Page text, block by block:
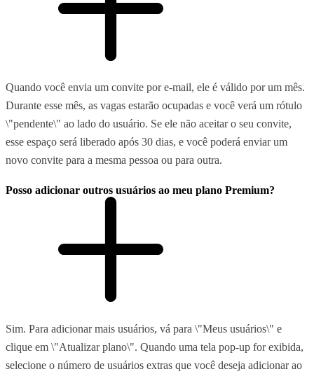
Quando você envia um convite por e-mail, ele é válido por um mês.
Durante esse mês, as vagas estarão ocupadas e você verá um rótulo
\"pendente\" ao lado do usuário. Se ele não aceitar o seu convite,
esse espaço será liberado após 30 dias, e você poderá enviar um
novo convite para a mesma pessoa ou para outra.
Posso adicionar outros usuários ao meu plano Premium?
Sim. Para adicionar mais usuários, vá para \"Meus usuários\" e
clique em \"Atualizar plano\". Quando uma tela pop-up for exibida,
selecione o número de usuários extras que você deseja adicionar ao